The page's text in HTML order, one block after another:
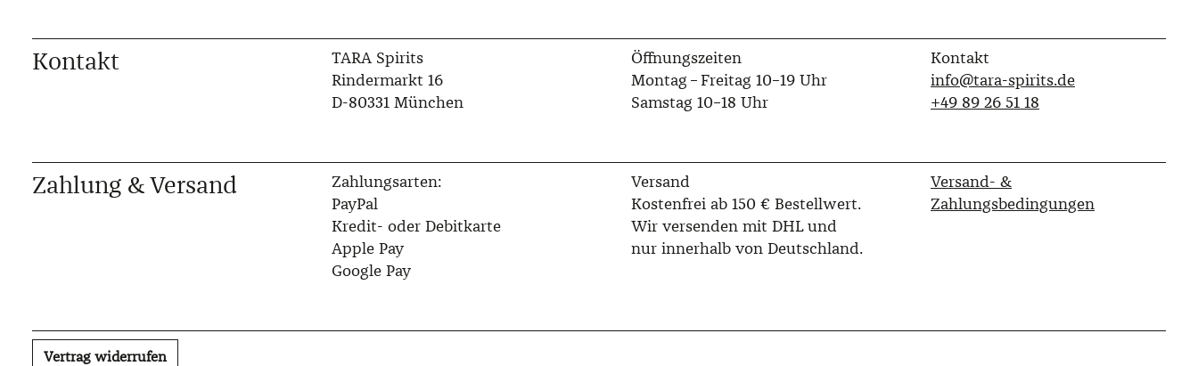
Kontakt
TARA Spirits
Rindermarkt 16
D-80331 München
Öffnungszeiten
Montag – Freitag 10–19 Uhr
Samstag 10–18 Uhr
Kontakt
info@tara-spirits.de
‭+49 89 26 51 18‬
Zahlung & Versand
Zahlungsarten:
PayPal
Kredit- oder Debitkarte
Apple Pay
Google Pay
Versand
Kostenfrei ab 150 € Bestellwert.
Wir versenden mit DHL und
nur innerhalb von Deutschland.
Versand- &
Zahlungsbedingungen
Vertrag widerrufen